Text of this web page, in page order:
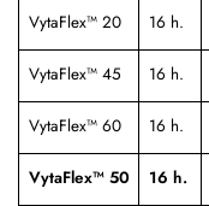
VytaFlex™ 20 16 h.
VytaFlex™ 45 16 h.
VytaFlex™ 60 16 h.
VytaFlex™ 50 16 h.